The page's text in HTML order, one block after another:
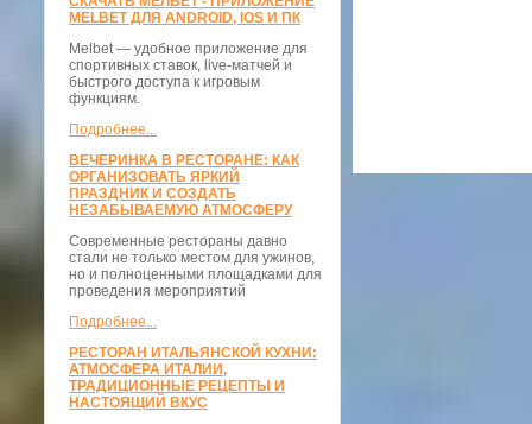
MELBET ДЛЯ ANDROID, IOS И ПК
Melbet — удобное приложение для
спортивных ставок, live-матчей и
быстрого доступа к игровым
функциям.
Подробнее...
ВЕЧЕРИНКА В РЕСТОРАНЕ: КАК
ОРГАНИЗОВАТЬ ЯРКИЙ
ПРАЗДНИК И СОЗДАТЬ
НЕЗАБЫВАЕМУЮ АТМОСФЕРУ
Современные рестораны давно
стали не только местом для ужинов,
но и полноценными площадками для
проведения мероприятий
Подробнее...
РЕСТОРАН ИТАЛЬЯНСКОЙ КУХНИ:
АТМОСФЕРА ИТАЛИИ,
ТРАДИЦИОННЫЕ РЕЦЕПТЫ И
НАСТОЯЩИЙ ВКУС